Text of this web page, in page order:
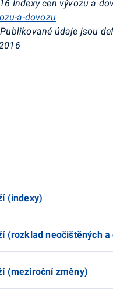
Indexy cen vývozu a
a-dovozu
Publikované údaje jsou
(indexy)
(rozklad neočištěných
(meziroční změny)